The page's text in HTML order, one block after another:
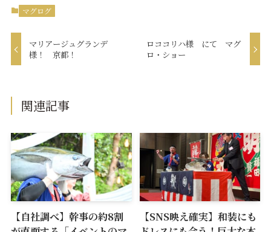
マグログ
マリアージュグランデ
様！ 京都！
ロココリハ様 にて マグ
ロ・ショー
関連記事
【自社調べ】幹事の約8割
【SNS映え確実】和装にも